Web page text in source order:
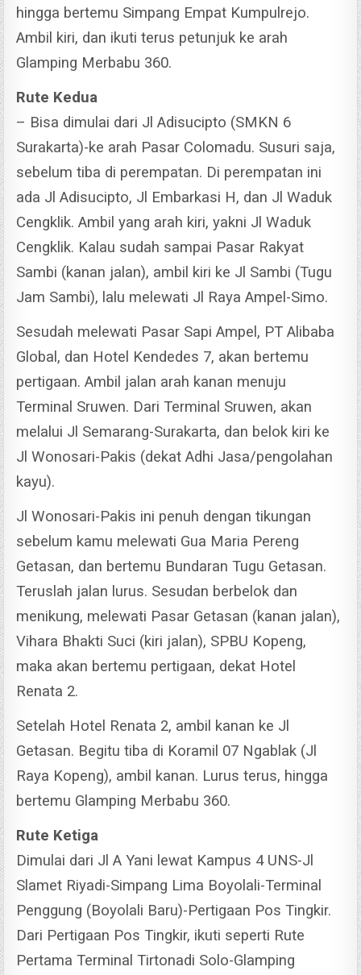
hingga bertemu Simpang Empat Kumpulrejo.
Ambil kiri, dan ikuti terus petunjuk ke arah
Glamping Merbabu 360.
Rute Kedua
– Bisa dimulai dari Jl Adisucipto (SMKN 6
Surakarta)-ke arah Pasar Colomadu. Susuri saja,
sebelum tiba di perempatan. Di perempatan ini
ada Jl Adisucipto, Jl Embarkasi H, dan Jl Waduk
Cengklik. Ambil yang arah kiri, yakni Jl Waduk
Cengklik. Kalau sudah sampai Pasar Rakyat
Sambi (kanan jalan), ambil kiri ke Jl Sambi (Tugu
Jam Sambi), lalu melewati Jl Raya Ampel-Simo.
Sesudah melewati Pasar Sapi Ampel, PT Alibaba
Global, dan Hotel Kendedes 7, akan bertemu
pertigaan. Ambil jalan arah kanan menuju
Terminal Sruwen. Dari Terminal Sruwen, akan
melalui Jl Semarang-Surakarta, dan belok kiri ke
Jl Wonosari-Pakis (dekat Adhi Jasa/pengolahan
kayu).
Jl Wonosari-Pakis ini penuh dengan tikungan
sebelum kamu melewati Gua Maria Pereng
Getasan, dan bertemu Bundaran Tugu Getasan.
Teruslah jalan lurus. Sesudan berbelok dan
menikung, melewati Pasar Getasan (kanan jalan),
Vihara Bhakti Suci (kiri jalan), SPBU Kopeng,
maka akan bertemu pertigaan, dekat Hotel
Renata 2.
Setelah Hotel Renata 2, ambil kanan ke Jl
Getasan. Begitu tiba di Koramil 07 Ngablak (Jl
Raya Kopeng), ambil kanan. Lurus terus, hingga
bertemu Glamping Merbabu 360.
Rute Ketiga
Dimulai dari Jl A Yani lewat Kampus 4 UNS-Jl
Slamet Riyadi-Simpang Lima Boyolali-Terminal
Penggung (Boyolali Baru)-Pertigaan Pos Tingkir.
Dari Pertigaan Pos Tingkir, ikuti seperti Rute
Pertama Terminal Tirtonadi Solo-Glamping